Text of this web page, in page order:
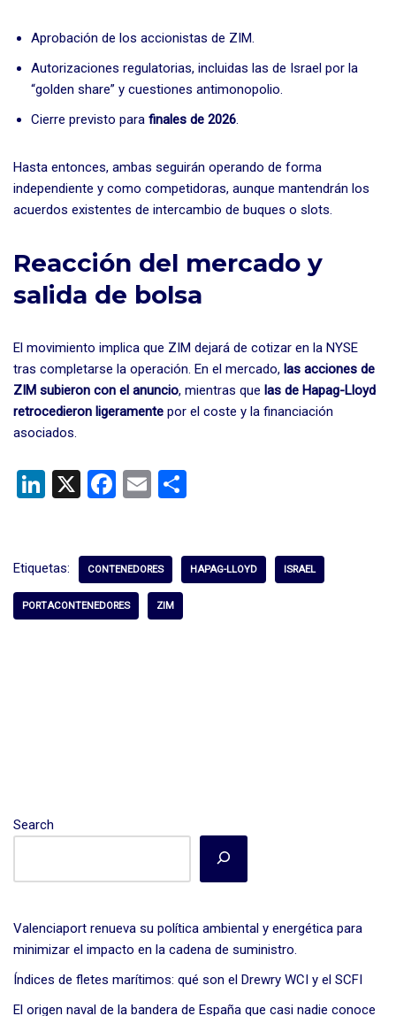
Aprobación de los accionistas de ZIM.
Autorizaciones regulatorias, incluidas las de Israel por la
“golden share” y cuestiones antimonopolio.
Cierre previsto para finales de 2026.
Hasta entonces, ambas seguirán operando de forma
independiente y como competidoras, aunque mantendrán los
acuerdos existentes de intercambio de buques o slots.
Reacción del mercado y
salida de bolsa
El movimiento implica que ZIM dejará de cotizar en la NYSE
tras completarse la operación. En el mercado, las acciones de
ZIM subieron con el anuncio, mientras que las de Hapag-Lloyd
retrocedieron ligeramente por el coste y la financiación
asociados.
Li
dI
n
X
F
b
o
o
E
p
Etiquetas: CONTENEDORES HAPAG-LLOYD ISRAEL
PORTACONTENEDORES ZIM
Search
Valenciaport renueva su política ambiental y energética para
minimizar el impacto en la cadena de suministro.
Índices de fletes marítimos: qué son el Drewry WCI y el SCFI
El origen naval de la bandera de España que casi nadie conoce